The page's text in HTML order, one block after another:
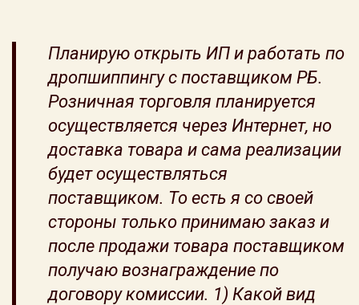
Планирую открыть ИП и работать по
дропшиппингу с поставщиком РБ.
Розничная торговля планируется
осуществляется через Интернет, но
доставка товара и сама реализации
будет осуществляться
поставщиком. То есть я со своей
стороны только принимаю заказ и
после продажи товара поставщиком
получаю вознаграждение по
договору комиссии. 1) Какой вид